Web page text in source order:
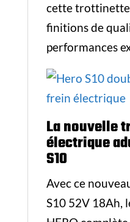
cette trottinette
finitions de
performances
La nouvelle
électrique
S10
Avec ce
S10 52V 18Ah,